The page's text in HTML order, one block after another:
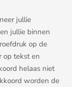
jullie
jullie binnen
op de
op tekst en
helaas niet
worden de